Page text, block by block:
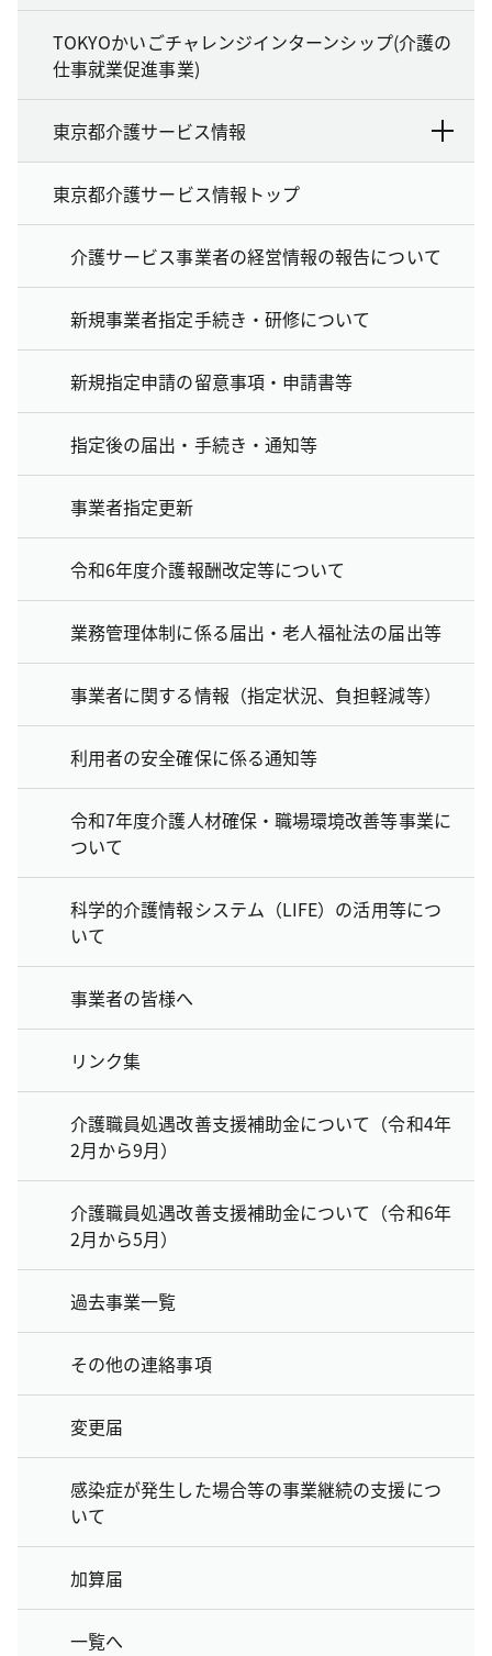
TOKYOかいごチャレンジインターンシップ(介護の
仕事就業促進事業)
東京都介護サービス情報
東京都介護サービス情報トップ
介護サービス事業者の経営情報の報告について
新規事業者指定手続き・研修について
新規指定申請の留意事項・申請書等
指定後の届出・手続き・通知等
事業者指定更新
令和6年度介護報酬改定等について
業務管理体制に係る届出・老人福祉法の届出等
事業者に関する情報（指定状況、負担軽減等）
利用者の安全確保に係る通知等
令和7年度介護人材確保・職場環境改善等事業に
ついて
科学的介護情報システム（LIFE）の活用等につ
いて
事業者の皆様へ
リンク集
介護職員処遇改善支援補助金について（令和4年
2月から9月）
介護職員処遇改善支援補助金について（令和6年
2月から5月）
過去事業一覧
その他の連絡事項
変更届
感染症が発生した場合等の事業継続の支援につ
いて
加算届
一覧へ